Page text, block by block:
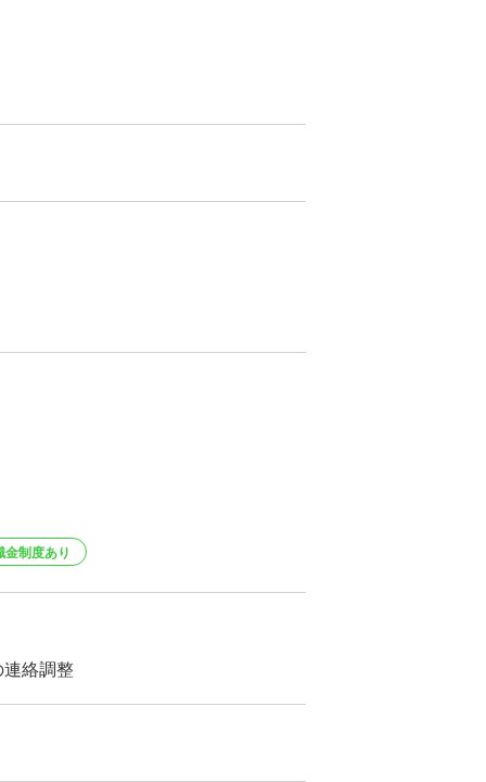
金制度あり
絡調整